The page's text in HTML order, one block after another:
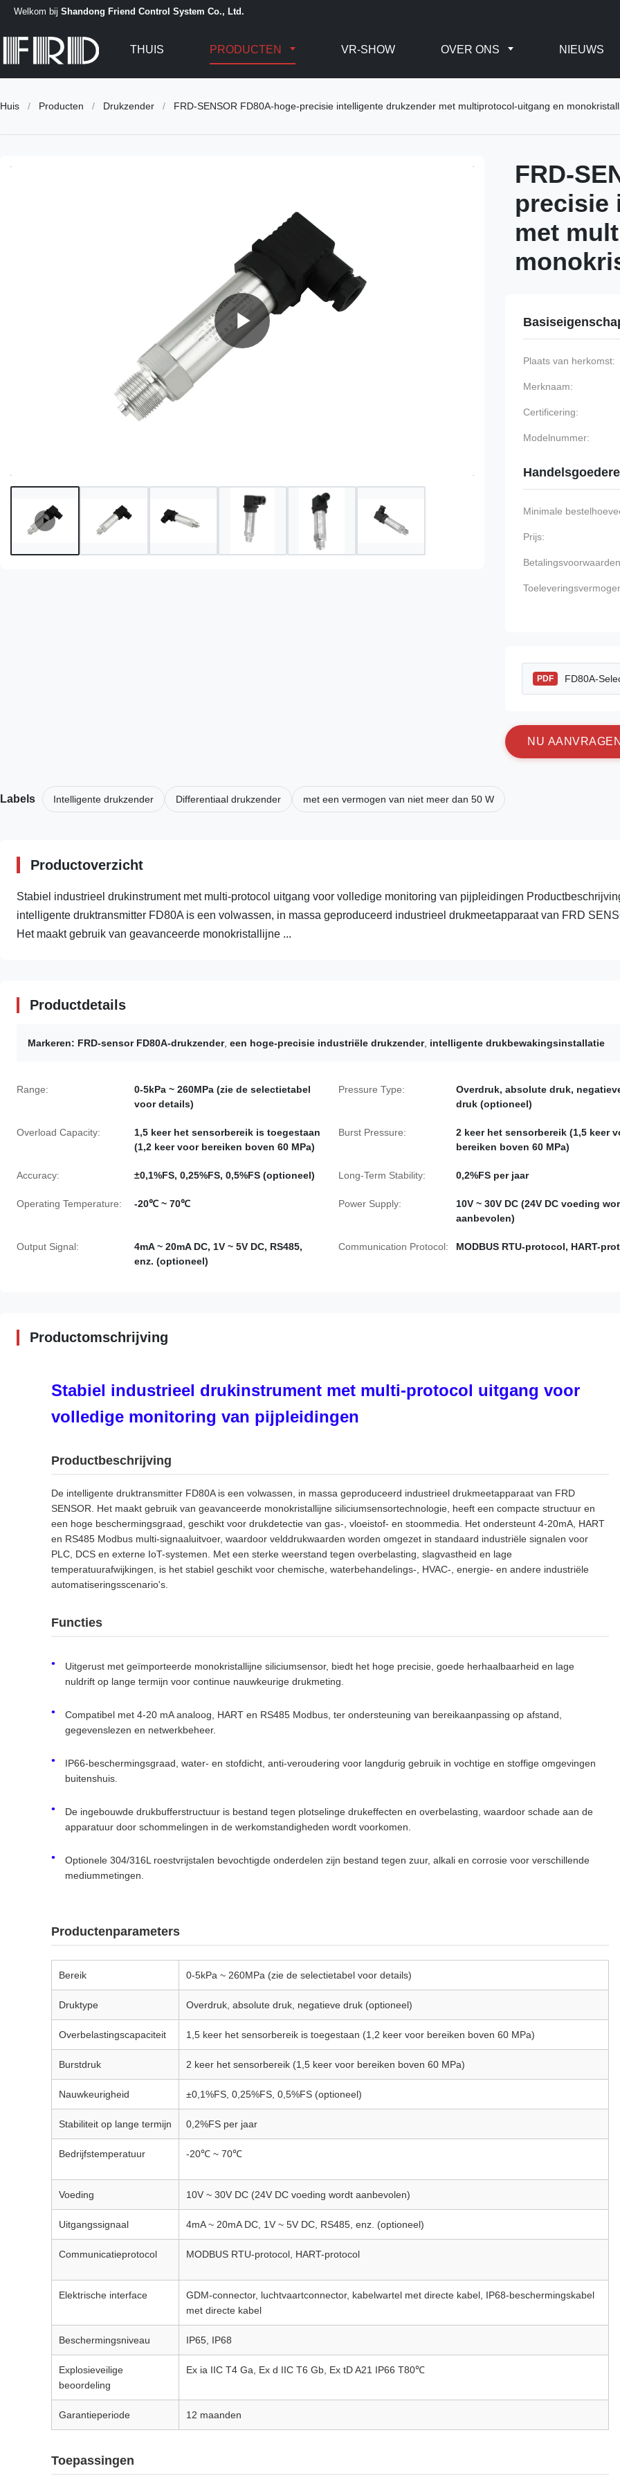
Welkom bij Shandong Friend Control System Co., Ltd.
THUIS PRODUCTEN VR-SHOW OVER ONS NIEUWS
Huis / Producten / Drukzender / FRD-SENSOR FD80A-hoge-precisie intelligente drukzender met multiprotocol-uitgang en
FRD-
precisie
met
Plaats van herkomst:
Merknaam:
Certificering:
Modelnummer:
Minimale
Prijs:
PDF FD80A-
N U AA NVRAGE
Labels Intelligente drukzender Differentiaal drukzender met een vermogen van niet meer dan 50 W
Productoverzicht
Stabiel industrieel drukinstrument met multi-protocol uitgang voor volledige monitoring van pijpleidingen
intelligente druktransmitter FD80A is een volwassen, in massa geproduceerd industrieel drukmeetapparaat van FRD
Het maakt gebruik van geavanceerde monokristallijne ...
Productdetails
Markeren: FRD-sensor FD80A-drukzender, een hoge-precisie industriële drukzender, intelligente drukbewakingsinstallatie
Range:
0-5kPa ~ 260MPa (zie de selectietabel
voor details)
Pressure Type:
Overdruk, absolute druk,
druk (optioneel)
Overload Capacity:
1,5 keer het sensorbereik is toegestaan
​​(1,2 keer voor bereiken boven 60 MPa)
Burst Pressure:
2 keer het sensorbereik (1,5 keer
bereiken boven 60 MPa)
Accuracy: ±0,1%FS, 0,25%FS, 0,5%FS (optioneel) Long-Term Stability: 0,2%FS per jaar
Operating Temperature: -20℃ ~ 70℃ Power Supply:
10V ~ 30V DC (24V DC voeding
aanbevolen)
Output Signal:
4mA ~ 20mA DC, 1V ~ 5V DC, RS485,
enz. (optioneel)
Communication Protocol: MODBUS RTU-protocol, HART-
Productomschrijving
Stabiel industrieel drukinstrument met multi-protocol uitgang voor
volledige monitoring van pijpleidingen
Productbeschrijving
De intelligente druktransmitter FD80A is een volwassen, in massa geproduceerd industrieel drukmeetapparaat van FRD
SENSOR. Het maakt gebruik van geavanceerde monokristallijne siliciumsensortechnologie, heeft een compacte structuur en
een hoge beschermingsgraad, geschikt voor drukdetectie van gas-, vloeistof- en stoommedia. Het ondersteunt 4-20mA, HART
en RS485 Modbus multi-signaaluitvoer, waardoor velddrukwaarden worden omgezet in standaard industriële signalen voor
PLC, DCS en externe IoT-systemen. Met een sterke weerstand tegen overbelasting, slagvastheid en lage
temperatuurafwijkingen, is het stabiel geschikt voor chemische, waterbehandelings-, HVAC-, energie- en andere industriële
automatiseringsscenario's.
Functies
Uitgerust met geïmporteerde monokristallijne siliciumsensor, biedt het hoge precisie, goede herhaalbaarheid en lage
nuldrift op lange termijn voor continue nauwkeurige drukmeting.
Compatibel met 4-20 mA analoog, HART en RS485 Modbus, ter ondersteuning van bereikaanpassing op afstand,
gegevenslezen en netwerkbeheer.
IP66-beschermingsgraad, water- en stofdicht, anti-veroudering voor langdurig gebruik in vochtige en stoffige omgevingen
buitenshuis.
De ingebouwde drukbufferstructuur is bestand tegen plotselinge drukeffecten en overbelasting, waardoor schade aan de
apparatuur door schommelingen in de werkomstandigheden wordt voorkomen.
Optionele 304/316L roestvrijstalen bevochtigde onderdelen zijn bestand tegen zuur, alkali en corrosie voor verschillende
mediummetingen.
Productenparameters
Bereik 0-5kPa ~ 260MPa (zie de selectietabel voor details)
Druktype Overdruk, absolute druk, negatieve druk (optioneel)
Overbelastingscapaciteit 1,5 keer het sensorbereik is toegestaan ​​(1,2 keer voor bereiken boven 60 MPa)
Burstdruk 2 keer het sensorbereik (1,5 keer voor bereiken boven 60 MPa)
Nauwkeurigheid ±0,1%FS, 0,25%FS, 0,5%FS (optioneel)
Stabiliteit op lange termijn 0,2%FS per jaar
Bedrijfstemperatuur -20℃ ~ 70℃
Voeding 10V ~ 30V DC (24V DC voeding wordt aanbevolen)
Uitgangssignaal 4mA ~ 20mA DC, 1V ~ 5V DC, RS485, enz. (optioneel)
Communicatieprotocol MODBUS RTU-protocol, HART-protocol
Elektrische interface
GDM-connector, luchtvaartconnector, kabelwartel met directe kabel, IP68-beschermingskabel
met directe kabel
Beschermingsniveau IP65, IP68
Explosieveilige
beoordeling
Ex ia IIC T4 Ga, Ex d IIC T6 Gb, Ex tD A21 IP66 T80℃
Garantieperiode 12 maanden
Toepassingen